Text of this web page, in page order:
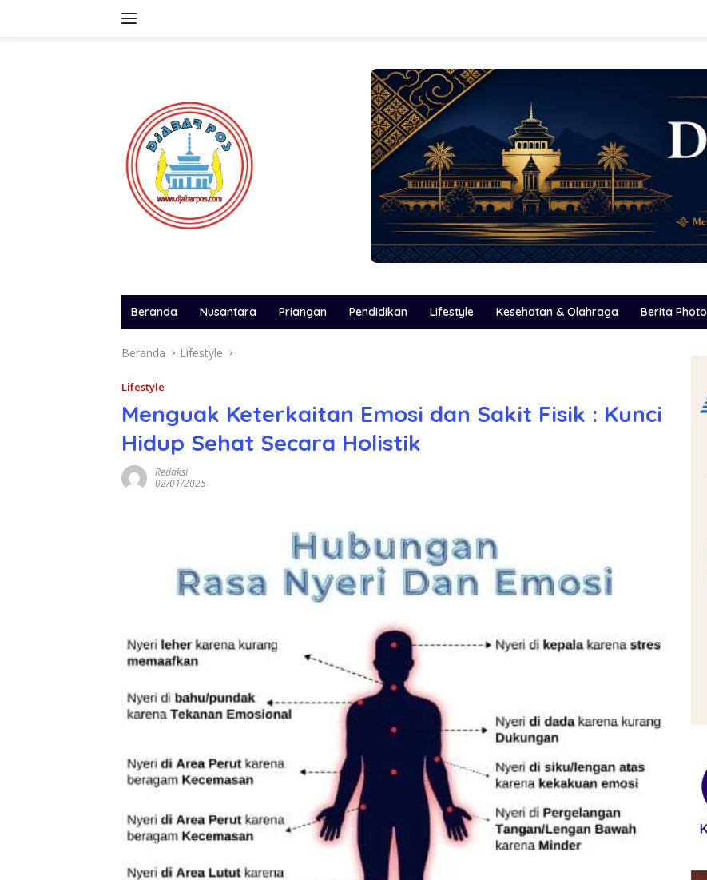
Beranda Nusantara Priangan Pendidikan Lifestyle Kesehatan & Olahraga Berita Photo
Beranda Lifestyle
Lifestyle
Menguak Keterkaitan Emosi dan Sakit Fisik : Kunci
Hidup Sehat Secara Holistik
Redaksi
02/01/2025